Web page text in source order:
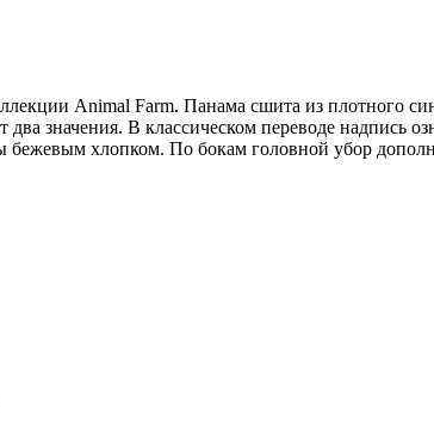
Animal Farm. Панама сшита из плотного
значения. В классическом переводе надпись
хлопком. По бокам головной убор